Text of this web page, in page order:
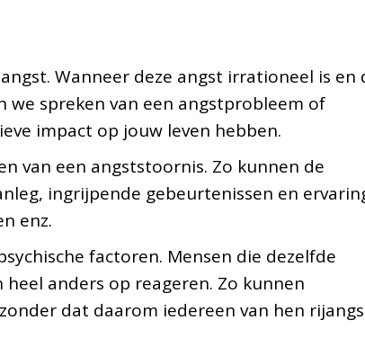
Wanneer deze angst irrationeel is en
spreken van een angstprobleem of
impact op jouw leven hebben.
van een angststoornis. Zo kunnen de
ingrijpende gebeurtenissen en
enz.
factoren. Mensen die dezelfde
anders op reageren. Zo kunnen
dat daarom iedereen van hen